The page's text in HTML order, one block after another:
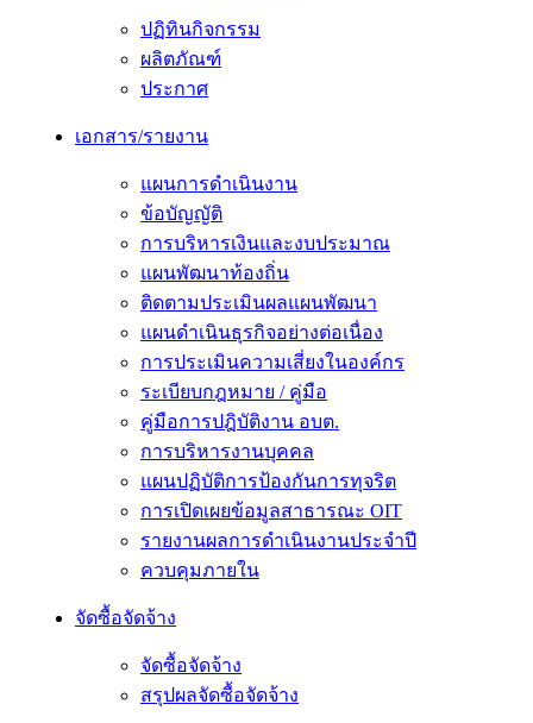
ปฏิทินกิจกรรม
ผลิตภัณฑ์
ประกาศ
เอกสาร/รายงาน
แผนการดำเนินงาน
ข้อบัญญัติ
การบริหารเงินและงบประมาณ
แผนพัฒนาท้องถิ่น
ติดตามประเมินผลแผนพัฒนา
แผนดำเนินธุรกิจอย่างต่อเนื่อง
การประเมินความเสี่ยงในองค์กร
ระเบียบกฎหมาย / คู่มือ
คู่มือการปฎิบัติงาน อบต.
การบริหารงานบุคคล
แผนปฏิบัติการป้องกันการทุจริต
การเปิดเผยข้อมูลสาธารณะ OIT
รายงานผลการดำเนินงานประจำปี
ควบคุมภายใน
จัดซื้อจัดจ้าง
จัดซื้อจัดจ้าง
สรุปผลจัดซื้อจัดจ้าง